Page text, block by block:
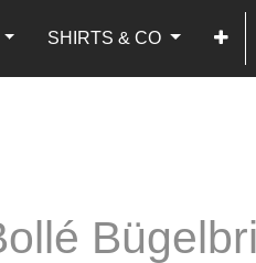
SHIRTS & CO